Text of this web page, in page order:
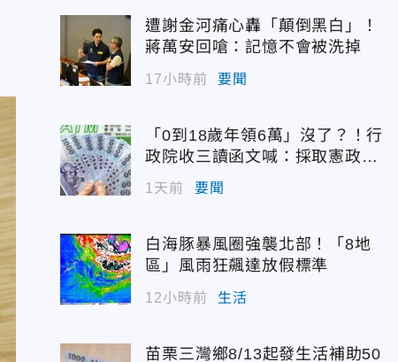
遭謝金河痛心轟「顛倒黑白」！
蔣萬安回嗆：記憶不會被洗掉
17小時前 要聞
「0到18歲年領6萬」沒了？！行
政院收三讀函文喊：採取憲政作
1天前 要聞
白海豚暴風圈強襲北部！「8地
區」風雨狂飆達放假標準
12小時前 生活
苗栗三灣鄉8/13起發生活補助50